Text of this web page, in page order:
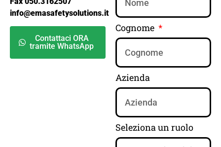
info@emasafetysolutions.it
Contattaci ORA
tramite WhatsApp
Cognome
Azienda
Seleziona un ruolo